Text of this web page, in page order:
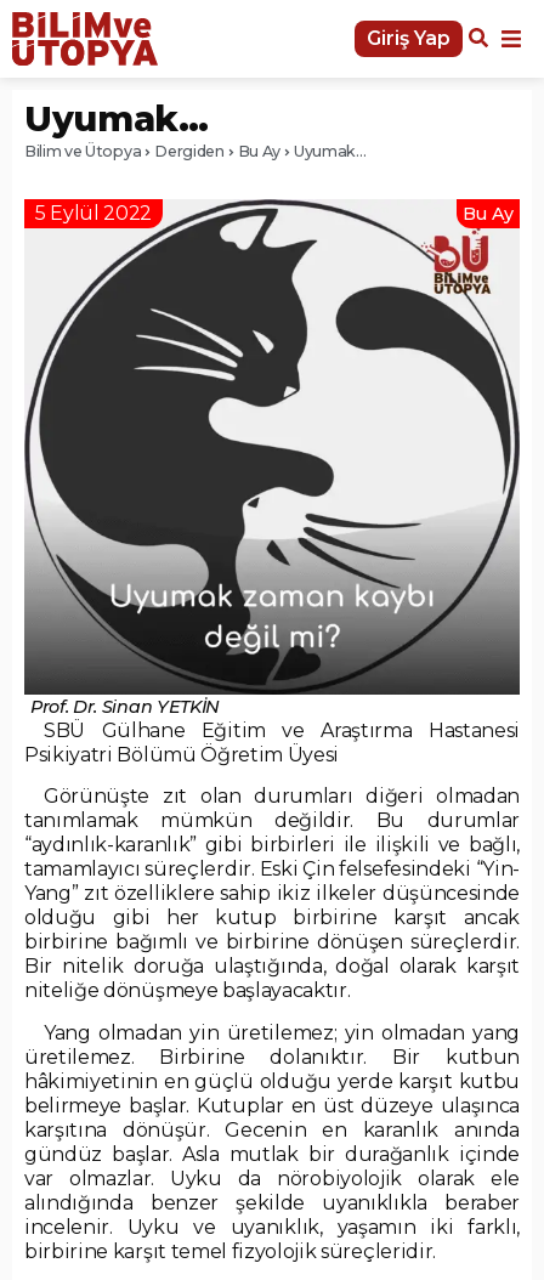
Giriş Yap
Uyumak…
Bilim ve Ütopya Dergiden Bu Ay Uyumak…
5 Eylül 2022 Bu Ay
Prof. Dr. Sinan YETKİN
SBÜ Gülhane Eğitim ve Araştırma Hastanesi
Psikiyatri Bölümü Öğretim Üyesi
Görünüşte zıt olan durumları diğeri olmadan
tanımlamak mümkün değildir. Bu durumlar
“aydınlık-karanlık” gibi birbirleri ile ilişkili ve bağlı,
tamamlayıcı süreçlerdir. Eski Çin felsefesindeki “Yin-
Yang” zıt özelliklere sahip ikiz ilkeler düşüncesinde
olduğu gibi her kutup birbirine karşıt ancak
birbirine bağımlı ve birbirine dönüşen süreçlerdir.
Bir nitelik doruğa ulaştığında, doğal olarak karşıt
niteliğe dönüşmeye başlayacaktır.
Yang olmadan yin üretilemez; yin olmadan yang
üretilemez. Birbirine dolanıktır. Bir kutbun
hâkimiyetinin en güçlü olduğu yerde karşıt kutbu
belirmeye başlar. Kutuplar en üst düzeye ulaşınca
karşıtına dönüşür. Gecenin en karanlık anında
gündüz başlar. Asla mutlak bir durağanlık içinde
var olmazlar. Uyku da nörobiyolojik olarak ele
alındığında benzer şekilde uyanıklıkla beraber
incelenir. Uyku ve uyanıklık, yaşamın iki farklı,
birbirine karşıt temel fizyolojik süreçleridir.